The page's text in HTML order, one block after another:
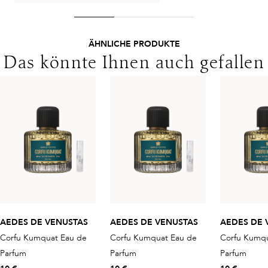
ÄHNLICHE PRODUKTE
Das könnte Ihnen auch gefallen
AEDES DE VENUSTAS
Corfu Kumquat Eau de
Parfum
AEDES DE VENUSTAS
Corfu Kumquat Eau de
Parfum
AEDES DE
Corfu
Parfum